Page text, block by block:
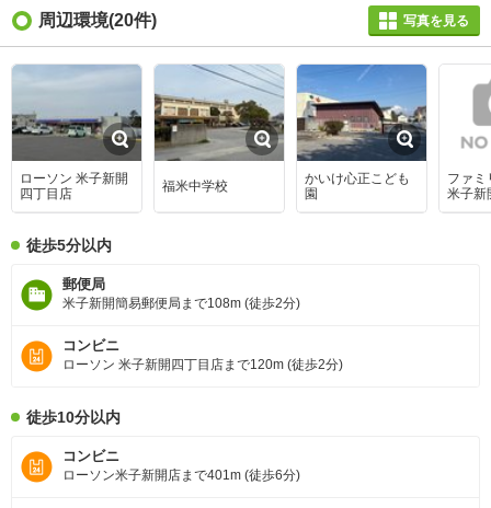
周辺環境(20件) 写真を見る
ローソン 米子新開
四丁目店
福米中学校
かいけ心正こども
園
ファミ
米子新
徒歩5分以内
郵便局
米子新開簡易郵便局まで108m (徒歩2分)
コンビニ
ローソン 米子新開四丁目店まで120m (徒歩2分)
徒歩10分以内
コンビニ
ローソン米子新開店まで401m (徒歩6分)